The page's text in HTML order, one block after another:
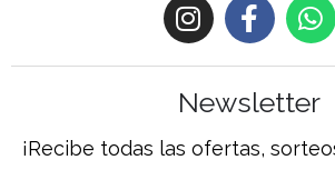
Newsletter
¡Recibe todas las ofertas,